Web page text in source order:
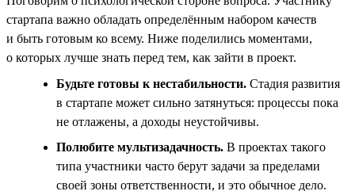
стартапа важно обладать определённым набором качеств
и быть готовым ко всему. Ниже поделились моментами,
о которых лучше знать перед тем, как зайти в проект.
Будьте готовы к нестабильности. Стадия развития
в стартапе может сильно затянуться: процессы пока
не отлажены, а доходы неустойчивы.
Полюбите мультизадачность. В проектах такого
типа участники часто берут задачи за пределами
своей зоны ответственности, и это обычное дело.